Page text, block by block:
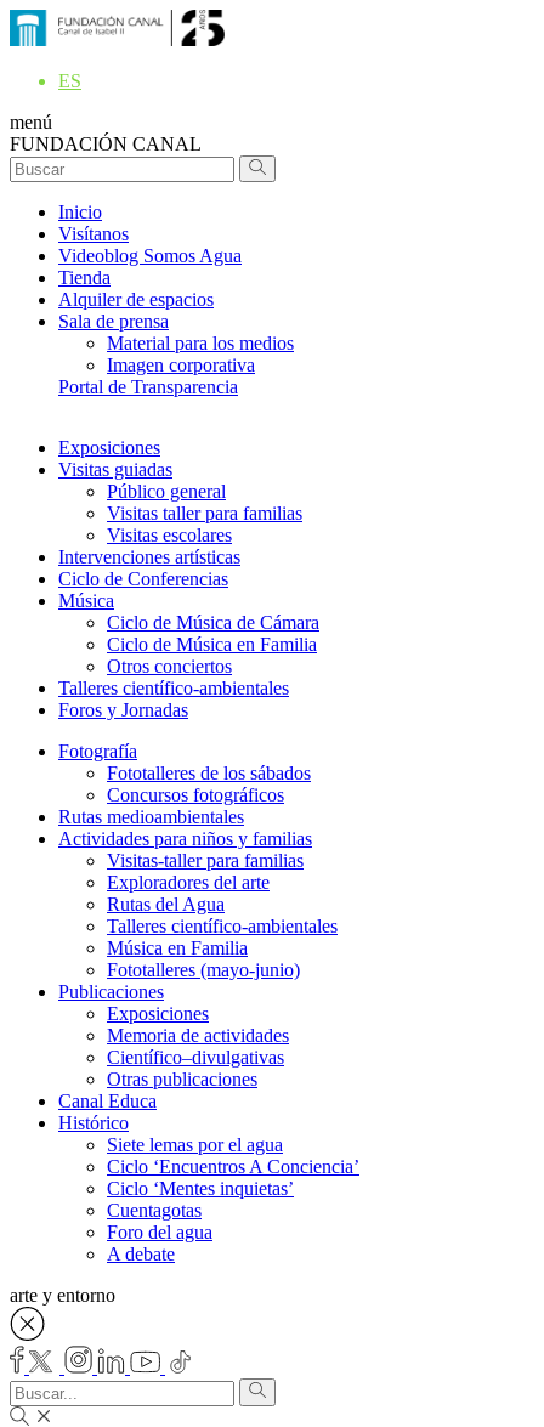
ES
menú
FUNDACIÓN CANAL
Inicio
Visítanos
Videoblog Somos Agua
Tienda
Alquiler de espacios
Sala de prensa
Material para los medios
Imagen corporativa
Portal de Transparencia
Exposiciones
Visitas guiadas
Público general
Visitas taller para familias
Visitas escolares
Intervenciones artísticas
Ciclo de Conferencias
Música
Ciclo de Música de Cámara
Ciclo de Música en Familia
Otros conciertos
Talleres científico-ambientales
Foros y Jornadas
Fotografía
Fototalleres de los sábados
Concursos fotográficos
Rutas medioambientales
Actividades para niños y familias
Visitas-taller para familias
Exploradores del arte
Rutas del Agua
Talleres científico-ambientales
Música en Familia
Fototalleres (mayo-junio)
Publicaciones
Exposiciones
Memoria de actividades
Científico–divulgativas
Otras publicaciones
Canal Educa
Histórico
Siete lemas por el agua
Ciclo ‘Encuentros A Conciencia’
Ciclo ‘Mentes inquietas’
Cuentagotas
Foro del agua
A debate
arte y entorno